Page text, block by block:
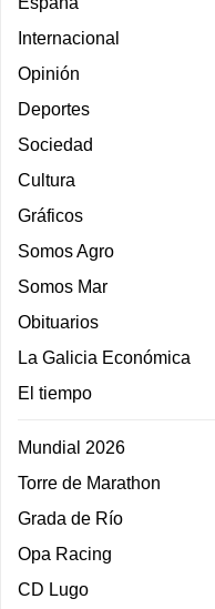
Internacional
Opinión
Deportes
Sociedad
Cultura
Gráficos
Somos Agro
Somos Mar
Obituarios
La Galicia Económica
El tiempo
Mundial 2026
Torre de Marathon
Grada de Río
Opa Racing
CD Lugo